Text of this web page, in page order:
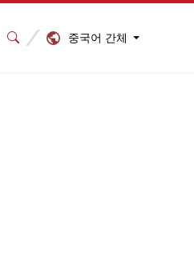
중국어 간체